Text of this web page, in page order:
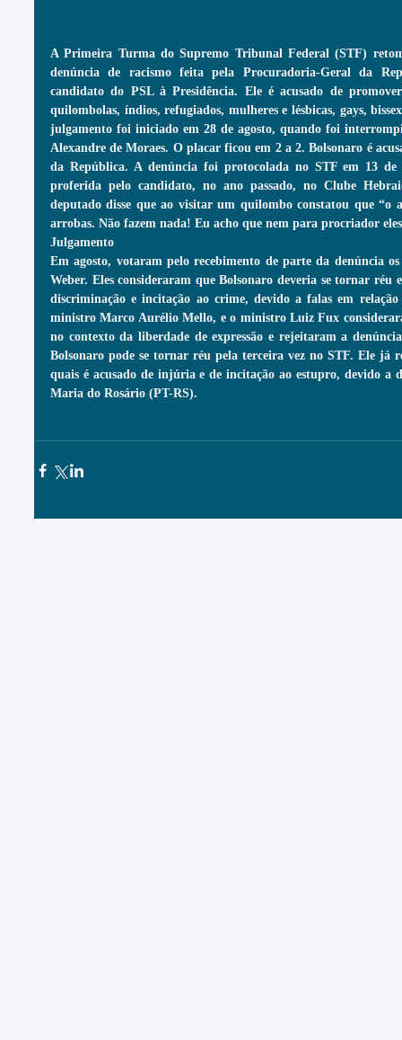
A Primeira Turma do Supremo Tribunal Federal (STF)
denúncia de racismo feita pela Procuradoria-Geral da
candidato do PSL à Presidência. Ele é acusado de
quilombolas, índios, refugiados, mulheres e lésbicas, gays,
julgamento foi iniciado em 28 de agosto, quando foi
Alexandre de Moraes. O placar ficou em 2 a 2. Bolsonaro é
da República. A denúncia foi protocolada no STF em 13
proferida pelo candidato, no ano passado, no Clube
deputado disse que ao visitar um quilombo constatou que “o
arrobas. Não fazem nada! Eu acho que nem para procriador
Julgamento
Em agosto, votaram pelo recebimento de parte da denúncia
Weber. Eles consideraram que Bolsonaro deveria se tornar réu
discriminação e incitação ao crime, devido a falas em
ministro Marco Aurélio Mello, e o ministro Luiz Fux
no contexto da liberdade de expressão e rejeitaram a
Bolsonaro pode se tornar réu pela terceira vez no STF. Ele já
quais é acusado de injúria e de incitação ao estupro, devido a
Maria do Rosário (PT-RS).